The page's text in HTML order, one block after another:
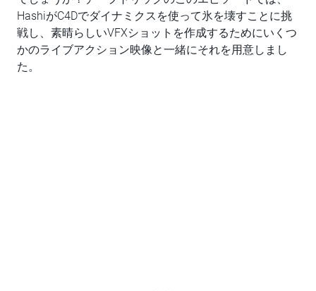
HashiがC4Dでダイナミクスを使って氷を壊すことに挑
戦し、素晴らしいVFXショットを作成するためにいくつ
かのライブアクション映像と一緒にそれを用意しまし
た。